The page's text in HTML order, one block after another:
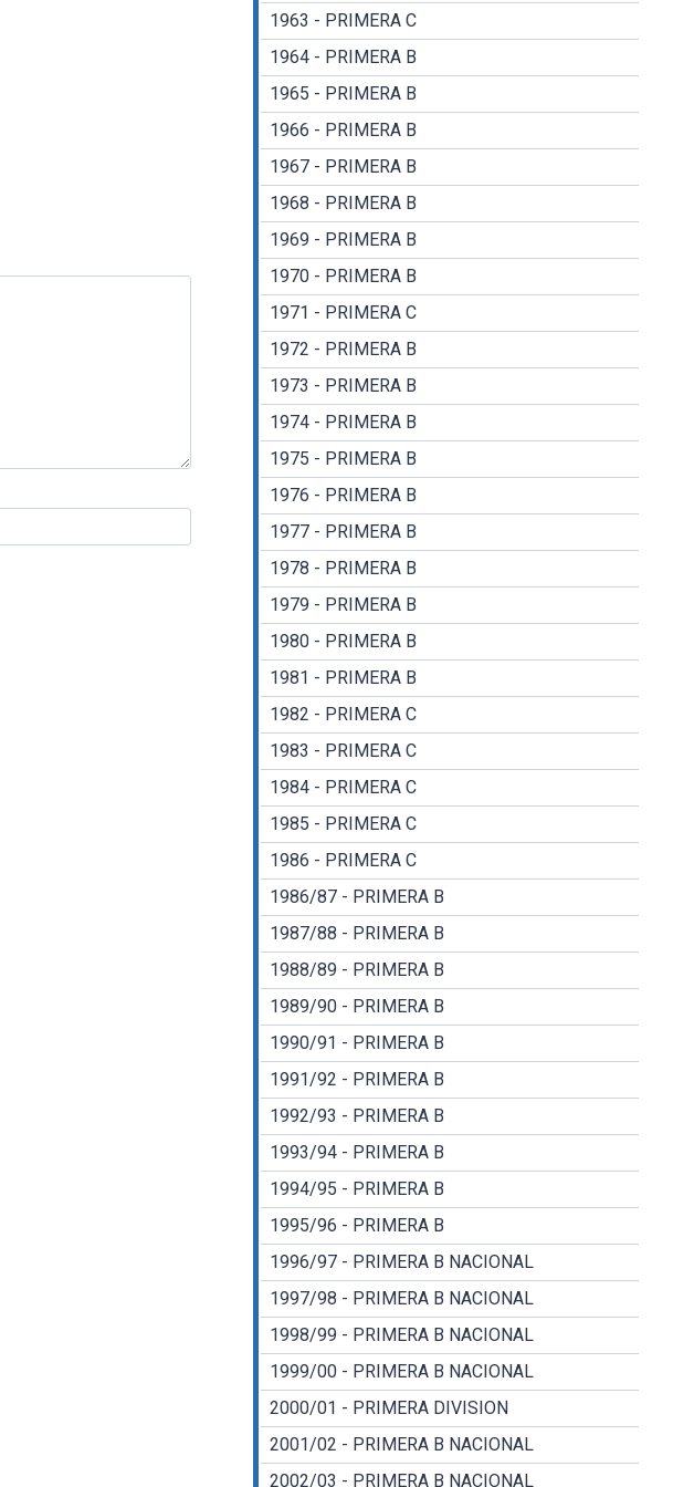
1963 - PRIMERA C
1964 - PRIMERA B
1965 - PRIMERA B
1966 - PRIMERA B
1967 - PRIMERA B
1968 - PRIMERA B
1969 - PRIMERA B
1970 - PRIMERA B
1971 - PRIMERA C
1972 - PRIMERA B
1973 - PRIMERA B
1974 - PRIMERA B
1975 - PRIMERA B
1976 - PRIMERA B
1977 - PRIMERA B
1978 - PRIMERA B
1979 - PRIMERA B
1980 - PRIMERA B
1981 - PRIMERA B
1982 - PRIMERA C
1983 - PRIMERA C
1984 - PRIMERA C
1985 - PRIMERA C
1986 - PRIMERA C
1986/87 - PRIMERA B
1987/88 - PRIMERA B
1988/89 - PRIMERA B
1989/90 - PRIMERA B
1990/91 - PRIMERA B
1991/92 - PRIMERA B
1992/93 - PRIMERA B
1993/94 - PRIMERA B
1994/95 - PRIMERA B
1995/96 - PRIMERA B
1996/97 - PRIMERA B NACIONAL
1997/98 - PRIMERA B NACIONAL
1998/99 - PRIMERA B NACIONAL
1999/00 - PRIMERA B NACIONAL
2000/01 - PRIMERA DIVISION
2001/02 - PRIMERA B NACIONAL
2002/03 - PRIMERA B NACIONAL